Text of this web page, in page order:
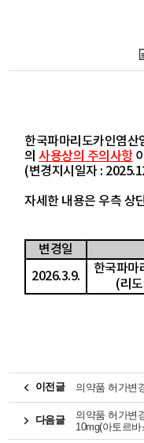
한국파마리도카인염
의사용상의 주의사항 이
(변경지시일자 :
자세한 내용은 우측 상
변경일
2026.3.9.
한국파마
(리
이전글 의약품 허가변
다음글
의약품 허가변
10mg(아토르